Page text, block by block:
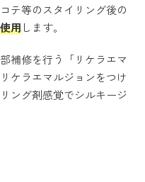
テ等のスタイリング後の
用します。
補修を行う「リケラエマ
ケラエマルジョンをつけ
ング剤感覚でシルキージ